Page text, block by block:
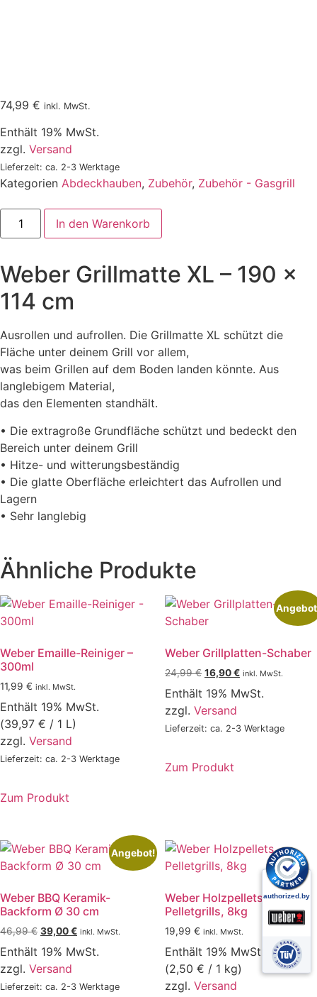
74,99 € inkl. MwSt.
Enthält 19% MwSt.
zzgl. Versand
Lieferzeit: ca. 2-3 Werktage
Kategorien Abdeckhauben, Zubehör, Zubehör - Gasgrill
Weber
Grillmatte
XL
x
114
cm
Menge
In den Warenkorb
Weber Grillmatte XL – 190 x
114 cm
Ausrollen und aufrollen. Die Grillmatte XL schützt die
Fläche unter deinem Grill vor allem,
was beim Grillen auf dem Boden landen könnte. Aus
langlebigem Material,
das den Elementen standhält.
• Die extragroße Grundfläche schützt und bedeckt den
Bereich unter deinem Grill
• Hitze- und witterungsbeständig
• Die glatte Oberfläche erleichtert das Aufrollen und
Lagern
• Sehr langlebig
Ähnliche Produkte
Weber Emaille-Reiniger –
300ml
11,99 € inkl. MwSt.
Enthält 19% MwSt.
(39,97 € / 1 L)
zzgl. Versand
Lieferzeit: ca. 2-3 Werktage
Zum Produkt
Weber Grillplatten-Schaber
24,99€ Ursprünglicher
Preis
war:
24,99 €
16,90€Aktueller
Preis
ist:
inkl. MwSt.
Enthält 19% MwSt.
zzgl. Versand
Lieferzeit: ca. 2-3 Werktage
Zum Produkt
Angebot!
Weber BBQ Keramik-
Backform Ø 30 cm
46,99€ Ursprünglicher
war:
46,99 €
39,00€Aktueller
ist:
inkl. MwSt.
Enthält 19% MwSt.
zzgl. Versand
Lieferzeit: ca. 2-3 Werktage
Weber Holzpellets,
Pelletgrills, 8kg
19,99 € inkl. MwSt.
Enthält 19% MwSt.
(2,50 € / 1 kg)
zzgl. Versand